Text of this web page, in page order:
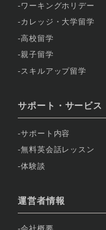
ワーキングホリデー
カレッジ・大学留学
高校留学
親子留学
スキルアップ留学
サポート・サービス
サポート内容
無料英会話レッスン
体験談
運営者情報